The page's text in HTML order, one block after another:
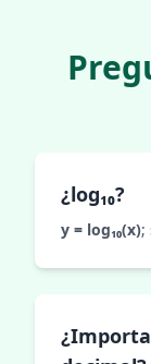
¿log₁₀?
y = log₁₀(x);